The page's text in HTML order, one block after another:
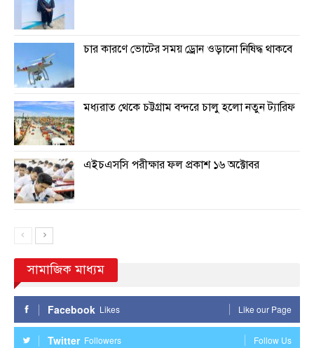
চার কারণে ভোটের সময় ড্রোন ওড়ানো নিষিদ্ধ থাকবে
মধ্যরাত থেকে চট্টগ্রাম বন্দরে চালু হলো নতুন ট্যারিফ
এইচএসসি পরীক্ষার ফল প্রকাশ ১৬ অক্টোবর
সামাজিক মাধ্যম
Facebook Likes Like our Page
Twitter Followers Follow Us